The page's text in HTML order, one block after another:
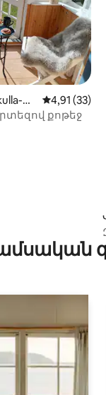
կարծիք
ու
Միջին
4,91 (33)
քոթեջ